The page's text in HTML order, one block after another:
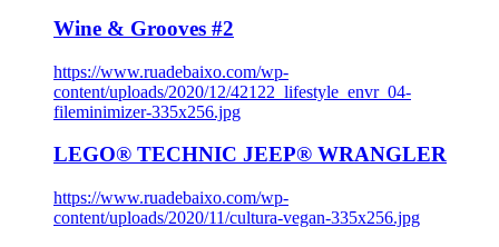
Wine & Grooves #2
https://www.ruadebaixo.com/wp-
content/uploads/2020/12/42122_lifestyle_envr_04-
fileminimizer-335x256.jpg
LEGO® TECHNIC JEEP® WRANGLER
https://www.ruadebaixo.com/wp-
content/uploads/2020/11/cultura-vegan-335x256.jpg